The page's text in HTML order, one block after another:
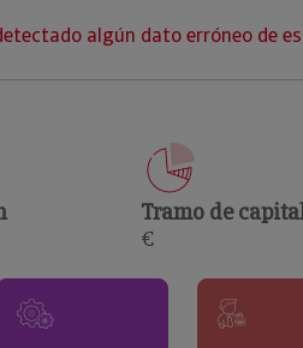
clientes.
algún dato erróneo de
Tramo de
€